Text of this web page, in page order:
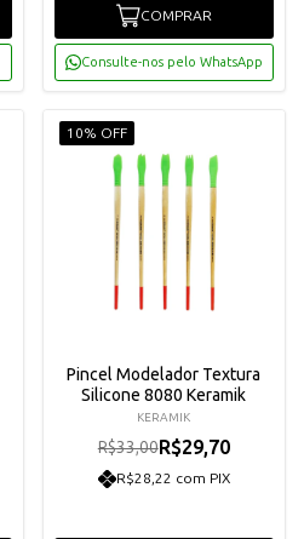
COMPRAR
Consulte-nos pelo WhatsApp
10% OFF
Pincel Modelador Textura
Silicone 8080 Keramik
KERAMIK
R$33,00R$29,70
R$28,22 com PIX